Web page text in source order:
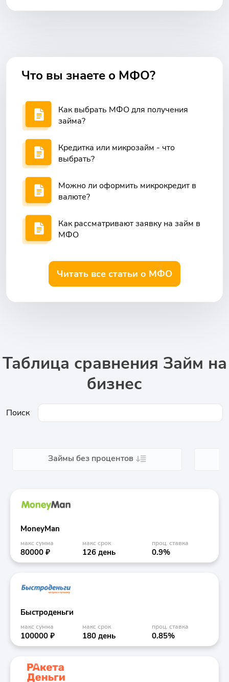
Что вы знаете о МФО?
Как выбрать МФО для получения
займа?
Кредитка или микрозайм - что
выбрать?
Можно ли оформить микрокредит в
валюте?
Как рассматривают заявку на займ в
МФО
Читать все статьи о МФО
Таблица сравнения Займ на
бизнес
Поиск
Займы без процентов
MoneyMan
макс сумма
80000 ₽
макс срок
126 день
проц. ставка
0.9%
Быстроденьги
макс сумма
100000 ₽
макс срок
180 день
проц. ставка
0.85%